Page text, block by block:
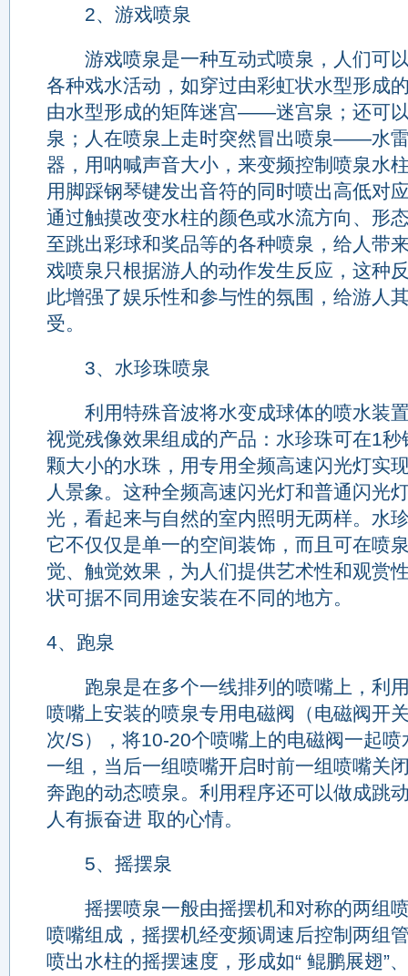
2、游戏喷泉
游戏喷泉是一种互动式喷泉，人们可
各种戏水活动，如穿过由彩虹状水型形
由水型形成的矩阵迷宫——迷宫泉；还可
泉；人在喷泉上走时突然冒出喷泉——水
器，用呐喊声音大小，来变频控制喷泉
用脚踩钢琴键发出音符的同时喷出高低
通过触摸改变水柱的颜色或水流方向、形
至跳出彩球和奖品等的各种喷泉，给人带
戏喷泉只根据游人的动作发生反应，这种
此增强了娱乐性和参与性的氛围，给游人
受。
3、水珍珠喷泉
利用特殊音波将水变成球体的喷水装
视觉残像效果组成的产品：水珍珠可在1
颗大小的水珠，用专用全频高速闪光灯实
人景象。这种全频高速闪光灯和普通闪光
光，看起来与自然的室内照明无两样。水
它不仅仅是单一的空间装饰，而且可在喷
觉、触觉效果，为人们提供艺术性和观赏
状可据不同用途安装在不同的地方。
4、跑泉
跑泉是在多个一线排列的喷嘴上，利
喷嘴上安装的喷泉专用电磁阀（电磁阀开
次/S），将10-20个喷嘴上的电磁阀一起
一组，当后一组喷嘴开启时前一组喷嘴关
奔跑的动态喷泉。利用程序还可以做成跳
人有振奋进 取的心情。
5、摇摆泉
摇摆喷泉一般由摇摆机和对称的两组
喷嘴组成，摇摆机经变频调速后控制两组
喷出水柱的摇摆速度，形成如“ 鲲鹏展翅”